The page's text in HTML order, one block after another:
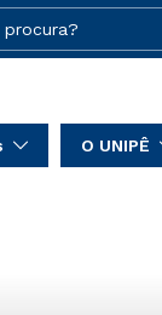
O UNIPÊ